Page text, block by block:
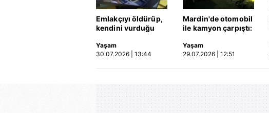
Emlakçıyı öldürüp,
kendini vurduğu
ortaya çıktı | Video
Yaşam
30.07.2026 | 13:44
Mardin'de otomobil
ile kamyon çarpıştı:
hayatını kaybetti!
Kaza anı kamerada
Yaşam
29.07.2026 | 12:51